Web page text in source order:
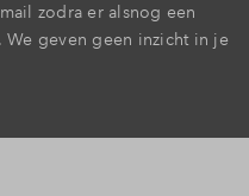
zodra er alsnog een
geven geen inzicht in je